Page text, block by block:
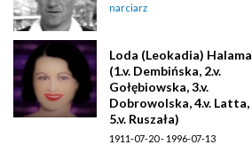
narciarz
Loda (Leokadia) Halama
(1.v. Dembińska, 2.v.
Gołębiowska, 3.v.
Dobrowolska, 4.v. Latta,
5.v. Ruszała)
1911-07-20 - 1996-07-13